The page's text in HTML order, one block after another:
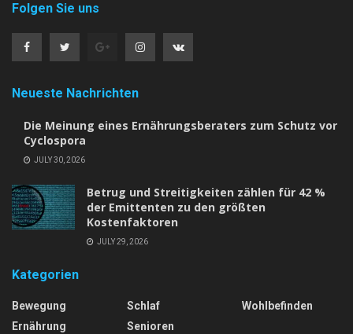
Folgen Sie uns
Neueste Nachrichten
Die Meinung eines Ernährungsberaters zum Schutz vor
Cyclospora
JULY 30, 2026
Betrug und Streitigkeiten zählen für 42 %
der Emittenten zu den größten
Kostenfaktoren
JULY 29, 2026
Kategorien
Bewegung
Ernährung
Schlaf
Senioren
Wohlbefinden